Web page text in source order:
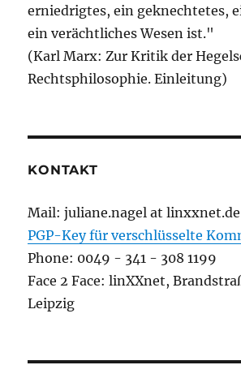
erniedrigtes, ein geknechtetes,
ein verächtliches Wesen ist."
(Karl Marx: Zur Kritik der
Rechtsphilosophie. Einleitung)
KONTAKT
Mail: juliane.nagel at linxxnet.de
PGP-Key für verschlüsselte
Phone: 0049 - 341 - 308 1199
Face 2 Face: linXXnet,
Leipzig